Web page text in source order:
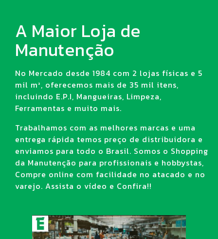
A Maior Loja de
Manutenção
No Mercado desde 1984 com 2 lojas físicas e 5
mil m², oferecemos mais de 35 mil itens,
incluindo E.P.I, Mangueiras, Limpeza,
Ferramentas e muito mais.
Trabalhamos com as melhores marcas e uma
entrega rápida temos preço de distribuidora e
enviamos para todo o Brasil. Somos o Shopping
da Manutenção para profissionais e hobbystas,
Compre online com facilidade no atacado e no
varejo. Assista o vídeo e Confira!!